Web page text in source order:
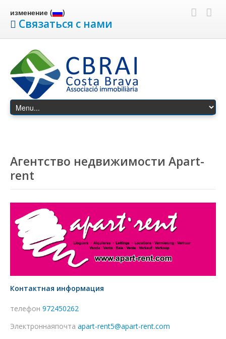
изменение ( )
Связаться с нами
Агентство недвижимости Apart-
rent
Контактная информация
телефон 972450262
Электроннаяпочта apart-rent5@apart-rent.com